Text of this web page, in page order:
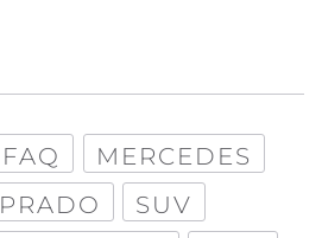
FAQ
MERCEDES
PRADO
SUV